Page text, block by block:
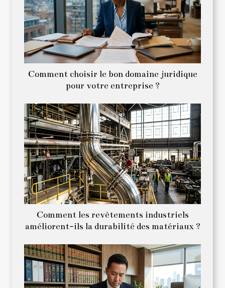
Comment choisir le bon domaine juridique
pour votre entreprise ?
Comment les revêtements industriels
améliorent-ils la durabilité des matériaux ?